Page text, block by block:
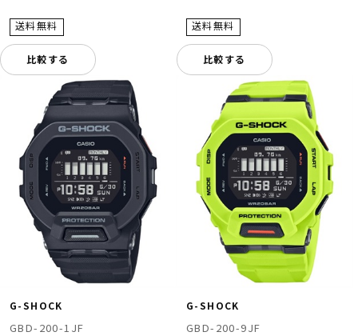
比較する 比較する
G-SHOCK
GBD-200-1JF
G-SHOCK
GBD-200-9JF